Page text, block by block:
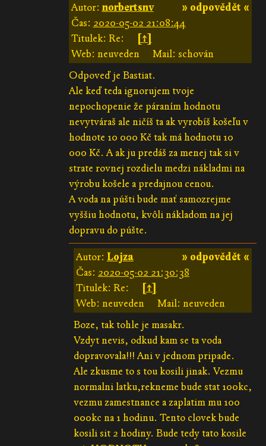
» odpovědět «
Autor:norbertsnv
Čas: 2020-05-02 21:08:44
Titulek: Re:
[↑]
Web: neuveden
Mail: schován
Odpoveď je Bastiat.
Ale keď teda ignorujem tvoje
nepochopenie že páraním hodnotu
nevytváraš ale ničíš ta ak vyrobíš košeľu v
hodnote 10 000 Kč tak má hodnotu 10
000 Kč. A ak ju predáš za menej tak si v
strate rovnej rozdielu medzi nákladmi na
výrobu košele a predajnou cenou.
A voda na púšti bude mať samozrejme
vyššiu hodnotu, kvôli nákladom na jej
dopravu do púšte.
» odpovědět «
Autor: Lojza
Čas: 2020-05-02 21:30:38
Titulek: Re:
[↑]
Web: neuveden
Mail: neuveden
Boze, tak tohle je masakr.
Vzdyt nevis, odkud kam se ta voda
dopravovala!!! Ani v jednom pripade.
Ale zkusme to s tou kosili jinak. Vezmu
normalni latku,rekneme bude stat 100kc,
vezmu zamestnance a zaplatim mu 100
000kc na 1 hodinu. Tento clovek bude
kosili sit 2 hodiny. Bude tedy tato kosile